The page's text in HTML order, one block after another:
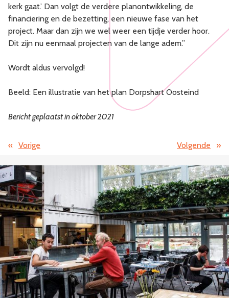
kerk gaat.’ Dan volgt de verdere planontwikkeling, de
financiering en de bezetting, een nieuwe fase van het
project. Maar dan zijn we wel weer een tijdje verder hoor.
Dit zijn nu eenmaal projecten van de lange adem.”
Wordt aldus vervolgd!
Beeld: Een illustratie van het plan Dorpshart Oosteind
Bericht geplaatst in oktober 2021
« Vorige Volgende »